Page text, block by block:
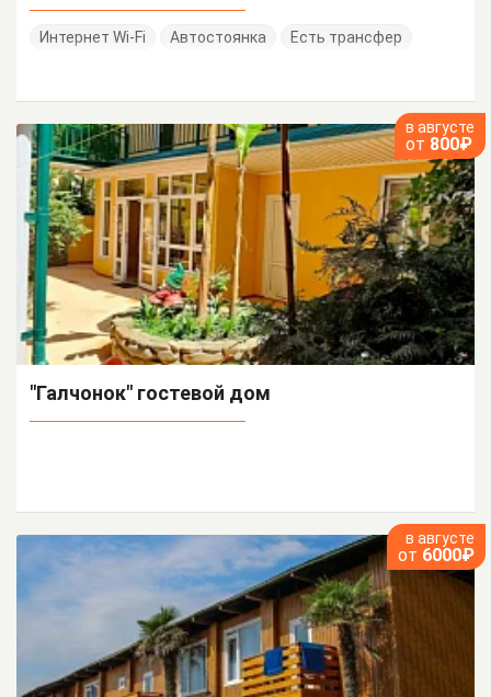
Интернет Wi-Fi Автостоянка Есть трансфер
в августе
от 800₽
"Галчонок" гостевой дом
в августе
от 6000₽